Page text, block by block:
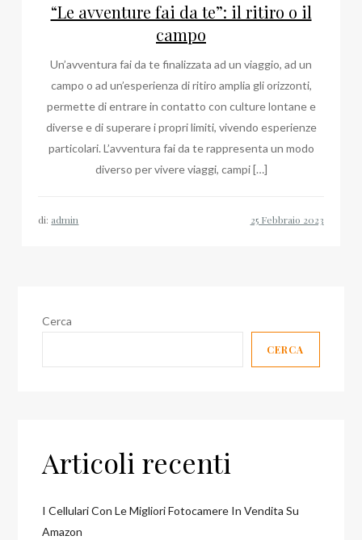
“Le avventure fai da te”: il ritiro o il
campo
Un’avventura fai da te finalizzata ad un viaggio, ad un
campo o ad un’esperienza di ritiro amplia gli orizzonti,
permette di entrare in contatto con culture lontane e
diverse e di superare i propri limiti, vivendo esperienze
particolari. L’avventura fai da te rappresenta un modo
diverso per vivere viaggi, campi […]
di: admin
Cerca
CERCA
Articoli recenti
I Cellulari Con Le Migliori Fotocamere In Vendita Su
Amazon